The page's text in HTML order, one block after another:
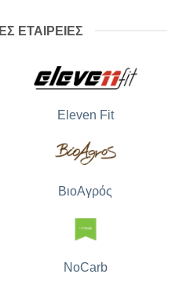
ΕΤΑΙΡΕΙΕΣ
Eleven Fit
ΒιοΑγρός
NoCarb